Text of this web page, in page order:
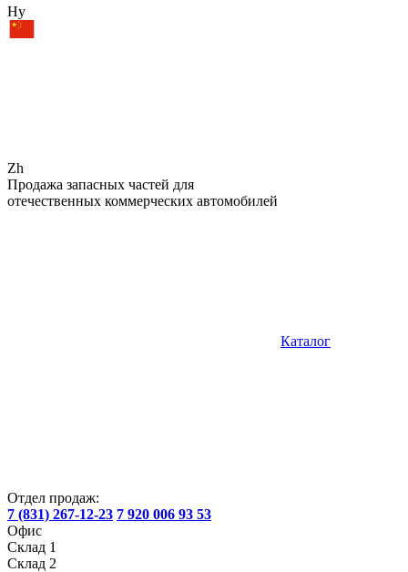
Hy
Zh
Продажа запасных частей для
отечественных коммерческих автомобилей
Каталог
Отдел продаж:
7 (831) 267-12-23 7 920 006 93 53
Офис
Склад 1
Склад 2